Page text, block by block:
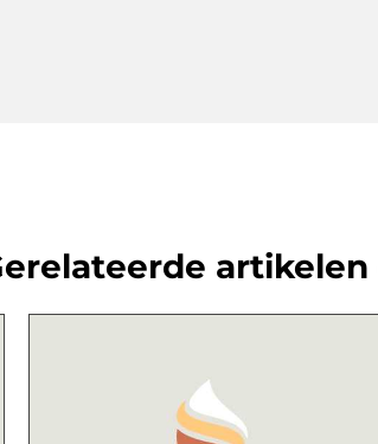
artikelen